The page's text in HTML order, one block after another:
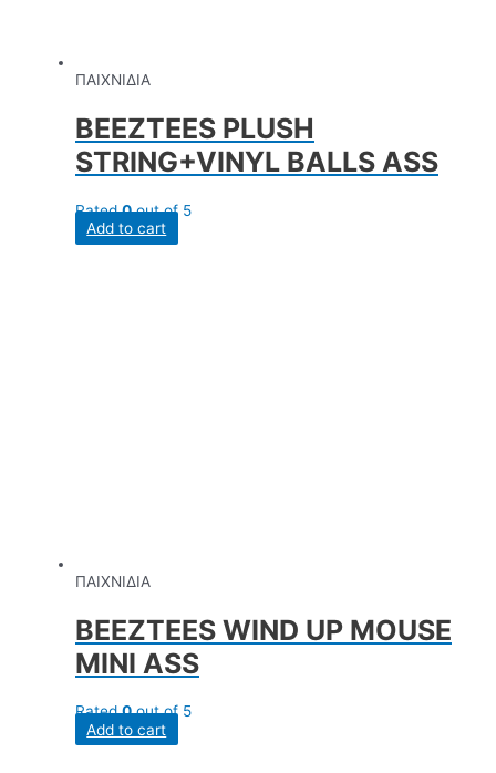
ΠΑΙΧΝΙΔΙΑ
BEEZTEES PLUSH
STRING+VINYL BALLS ASS
Rated0out of 5
Add to cart
ΠΑΙΧΝΙΔΙΑ
BEEZTEES WIND UP MOUSE
MINI ASS
Rated0out of 5
Add to cart